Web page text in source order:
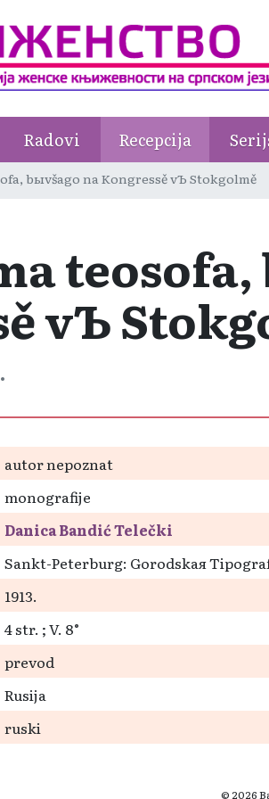
Radovi Recepcija
bыvšago na Kongressě vЪ Stokgolmě
vЪ
autor nepoznat
monografije
Danica Bandić Telečki
Sankt-Peterburg: Gorodskaя
1913.
4 str. ; V. 8°
prevod
Rusija
ruski
© 2026